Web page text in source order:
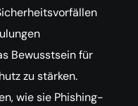
Bewusstsein für
zu stärken.
wie sie Phishing-